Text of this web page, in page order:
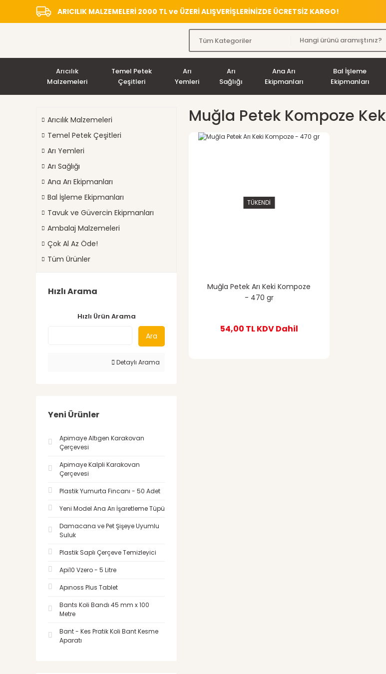
ARICILIK MALZEMELERİ 2000 TL ve ÜZERİ ALIŞVERİŞLERİNİZDE ÜCRETSİZ KARGO!
Arıcılık
Malzemeleri
Temel Petek
Çeşitleri
Arı
Yemleri
Arı
Sağlığı
Ana Arı
Ekipmanları
Bal İşleme
Ekipmanları
Arıcılık Malzemeleri
Temel Petek Çeşitleri
Arı Yemleri
Arı Sağlığı
Ana Arı Ekipmanları
Bal İşleme Ekipmanları
Tavuk ve Güvercin Ekipmanları
Ambalaj Malzemeleri
Çok Al Az Öde!
Tüm Ürünler
Hızlı Arama
Hızlı Ürün Arama
Ara
Detaylı Arama
Yeni Ürünler
Apimaye Altıgen Karakovan
Çerçevesi
Apimaye Kalpli Karakovan
Çerçevesi
Plastik Yumurta Fincanı - 50 Adet
Yeni Model Ana Arı İşaretleme Tüpü
Damacana ve Pet Şişeye Uyumlu
Suluk
Plastik Saplı Çerçeve Temizleyici
Api10 Vzero - 5 Litre
Apınoss Plus Tablet
Bants Koli Bandı 45 mm x 100
Metre
Bant - Kes Pratik Koli Bant Kesme
Aparatı
Muğla Petek Kompoze Kek
TÜKENDİ
Muğla Petek Arı Keki Kompoze
- 470 gr
54,00 TLKDV Dahil